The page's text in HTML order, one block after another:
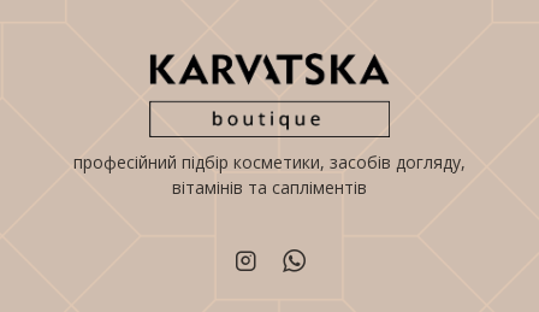
професійний підбір косметики, засобів догляду,
вітамінів та сапліментів